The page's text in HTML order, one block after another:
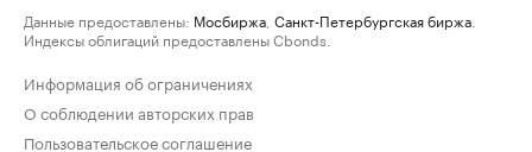
Данные предоставлены: Мосбиржа Санкт-Петербургская биржа
Индексы облигаций предоставлены Cbonds.
Информация об ограничениях
О соблюдении авторских прав
Пользовательское соглашение